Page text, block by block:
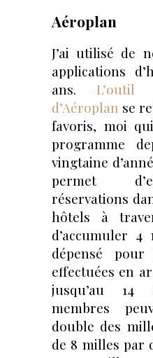
Aéroplan
J’ai utilisé de
applications
ans.L’outil
d’Aéroplan se
favoris, moi
programme
vingtaine
permet
réservations
hôtels à
d’accumuler
dépensé pour
effectuées en
jusqu’au 14
membres
double des
de 8 milles par